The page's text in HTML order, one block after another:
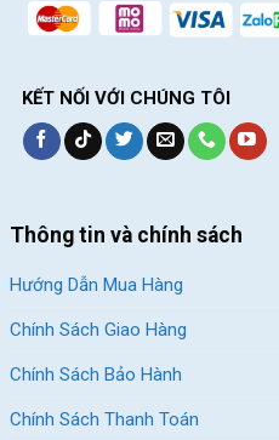
CH 7:05 Nguyễn Trãi,
CH 8: 15 Phú Lợi,
Dương cũ)
KẾT NỐI VỚI CHÚNG TÔI
Thông tin và chính sách
Hướng Dẫn Mua Hàng
Chính Sách Giao Hàng
Chính Sách Bảo Hành
Chính Sách Thanh Toán